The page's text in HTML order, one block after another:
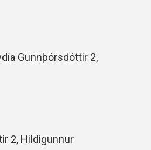
Gunnþórsdóttir 2,
2, Hildigunnur